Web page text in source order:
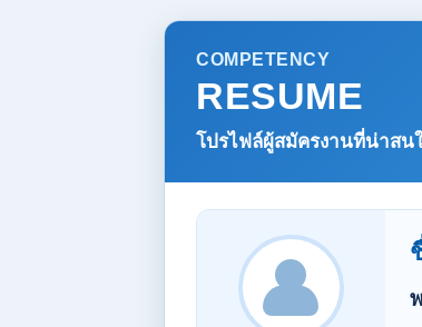
COMPETENCY
RESUME
โปรไฟล์ผู้สมัครงานที่น่าสน